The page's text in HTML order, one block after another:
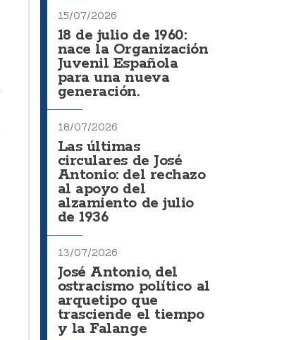
15/07/2026
18 de julio de 1960:
nace la Organización
Juvenil Española
para una nueva
generación.
18/07/2026
Las últimas
circulares de José
Antonio: del rechazo
al apoyo del
alzamiento de julio
de 1936
13/07/2026
José Antonio, del
ostracismo político al
arquetipo que
trasciende el tiempo
y la Falange